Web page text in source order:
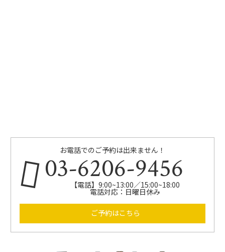
お電話でのご予約は出来ません！
03-6206-9456
【電話】9:00~13:00／15:00~18:00
電話対応：日曜日休み
ご予約はこちら